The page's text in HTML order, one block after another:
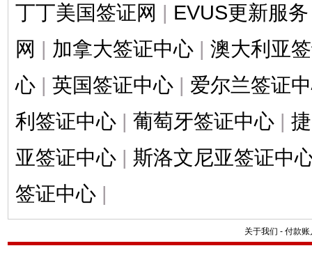
丁丁美国签证网 | EVUS更新服务
网 | 加拿大签证中心 | 澳大利亚
心 | 英国签证中心 | 爱尔兰签证
利签证中心 | 葡萄牙签证中心 |
亚签证中心 | 斯洛文尼亚签证中
签证中心 |
关于我们 - 付款账